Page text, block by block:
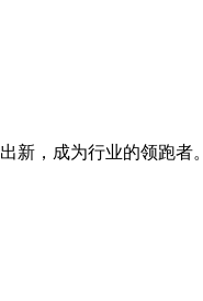
新，成为行业的领跑者。